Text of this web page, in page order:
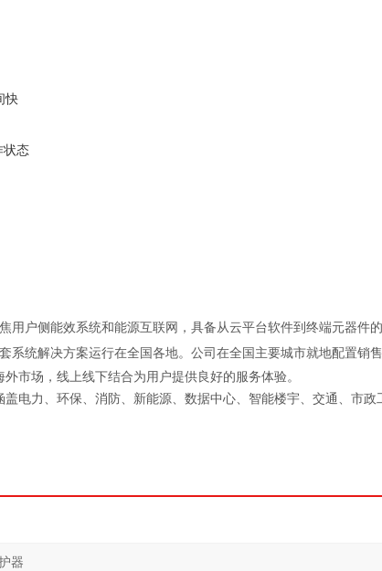
快
状态
用户侧能效系统和能源互联网，具备从云平台软件到终端元器件
系统解决方案运行在全国各地。公司在全国主要城市就地配置销
市场，线上线下结合为用户提供良好的服务体验。
盖电力、环保、消防、新能源、数据中心、智能楼宇、交通、市政